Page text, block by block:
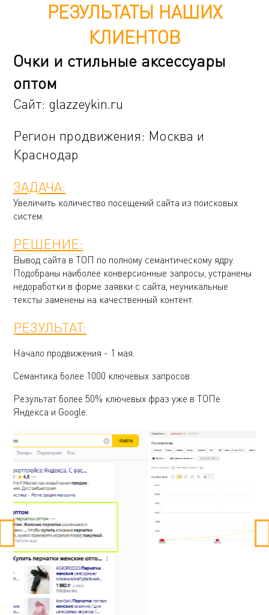
РЕЗУЛЬТАТЫ НАШИХ
КЛИЕНТОВ
Очки и стильные аксессуары
оптом
Сайт: glazzeykin.ru
Регион продвижения: Москва и
Краснодар
ЗАДАЧА:
Увеличить количество посещений сайта из поисковых
систем.
РЕШЕНИЕ:
Вывод сайта в ТОП по полному семантическому ядру.
Подобраны наиболее конверсионные запросы, устранены
недоработки в форме заявки с сайта, неуникальные
тексты заменены на качественный контент.
РЕЗУЛЬТАТ:
Начало продвижения - 1 мая.
Семантика более 1000 ключевых запросов.
Результат более 50% ключевых фраз уже в ТОПе
Яндекса и Google.